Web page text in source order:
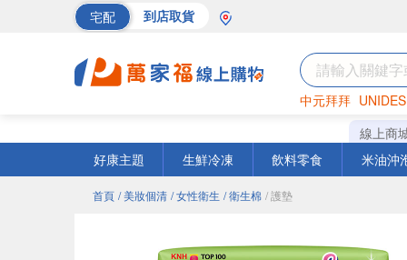
宅配 到店取貨
中元拜拜
罐頭 海苔
線上商
好康主題
生鮮冷凍 飲料零食 米油沖
首頁 / 美妝個清 / 女性衛生 / 衛生棉 / 護墊